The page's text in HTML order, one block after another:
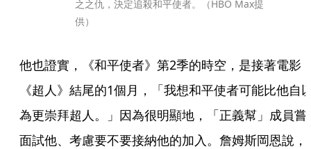
之之仇，決定追殺和平使者。（HBO Max提
供）
他也證實，《和平使者》第2季的時空，是接著電影
《超人》結尾的1個月，「我想和平使者可能比他自
為更崇拜超人。」因為很明顯地，「正義幫」成員嘗
面試他、考慮要不要接納他的加入。詹姆斯岡恩說，